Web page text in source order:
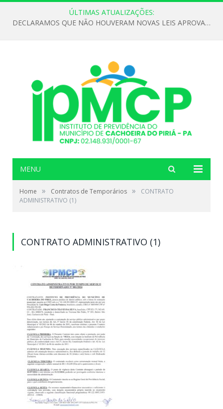
ÚLTIMAS ATUALIZAÇÕES:
DECLARAMOS QUE NÃO HOUVERAM NOVAS LEIS APROVADAS ATÉ O MOMENTO PARA O INSTITUTO DE PREVIDÊNCIA NO ANO DE 2026
MENU
Home » Contratos de Temporários »
CONTRATO
ADMINISTRATIVO (1)
CONTRATO ADMINISTRATIVO (1)